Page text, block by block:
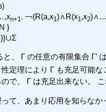
n+1. ￢(R(a,x1)∧R(x1,x2
}
と、 Γ の任意の有限集合 Γ'
定理により Γ も充足可能
で、 Γ は充足出来ない。
て、あまり応用を知らな